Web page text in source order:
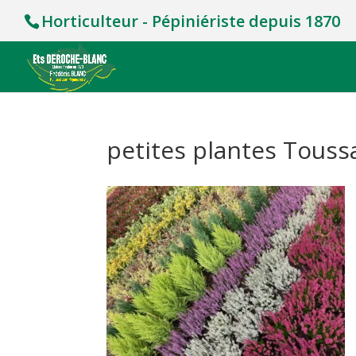
Horticulteur - Pépiniériste depuis 1870
petites plantes